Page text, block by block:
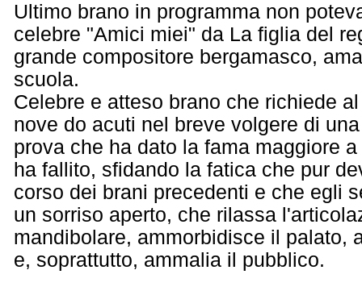
Ultimo brano in programma non
celebre "Amici miei" da La figlia del
grande compositore bergamasco,
scuola.
Celebre e atteso brano che richiede
nove do acuti nel breve volgere di
prova che ha dato la fama maggiore
ha fallito, sfidando la fatica che pur
corso dei brani precedenti e che egli
un sorriso aperto, che rilassa
mandibolare, ammorbidisce il palato,
e, soprattutto, ammalia il pubblico.